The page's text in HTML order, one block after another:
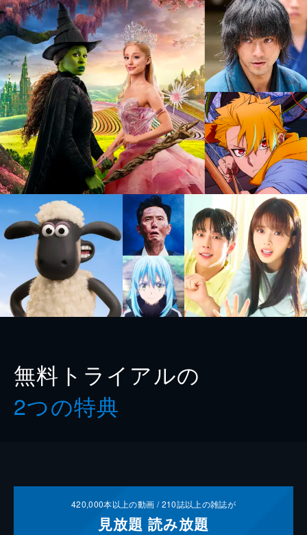
無料トライアルの
2つの特典
420,000本以上の動画 /210誌以上の雑誌が
見放題 読み放題